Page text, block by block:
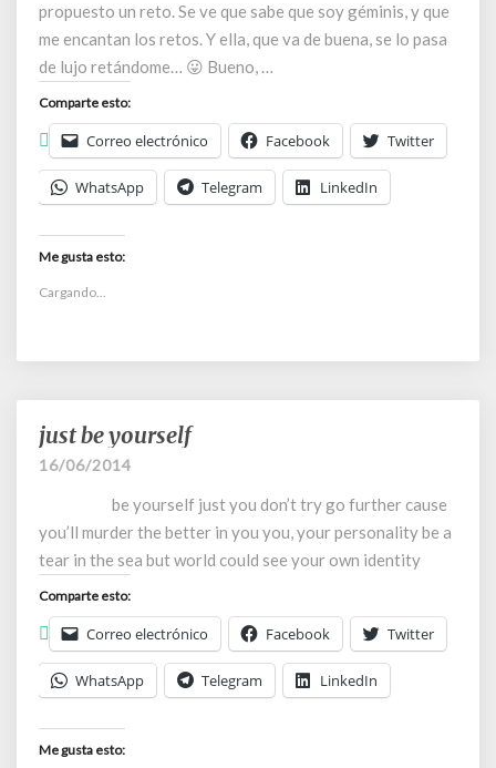
propuesto un reto. Se ve que sabe que soy géminis, y que
me encantan los retos. Y ella, que va de buena, se lo pasa
de lujo retándome… 😛 Bueno, …
Comparte esto:
Correo electrónico Facebook Twitter
WhatsApp Telegram LinkedIn
Me gusta esto:
Cargando...
just
be
just be yourself
16/06/2014
be yourself just you don’t try go further cause
you’ll murder the better in you you, your personality be a
tear in the sea but world could see your own identity
Comparte esto:
Correo electrónico Facebook Twitter
WhatsApp Telegram LinkedIn
Me gusta esto: